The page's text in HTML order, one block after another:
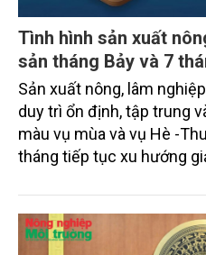
Tình hình sản xuất
sản tháng Bảy và 7
Sản xuất nông, lâm
duy trì ổn định, tập trung
màu vụ mùa và vụ Hè -
tháng tiếp tục xu hướng
trưởng khá. Diện tích
thủy sản đều tăng nhẹ.